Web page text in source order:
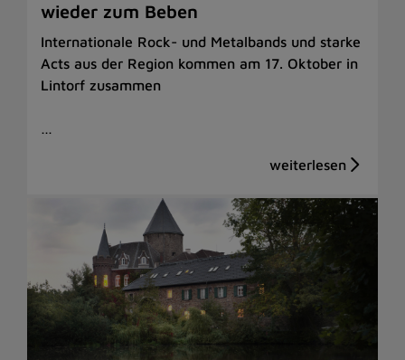
wieder zum Beben
Internationale Rock- und Metalbands und starke
Acts aus der Region kommen am 17. Oktober in
Lintorf zusammen
…